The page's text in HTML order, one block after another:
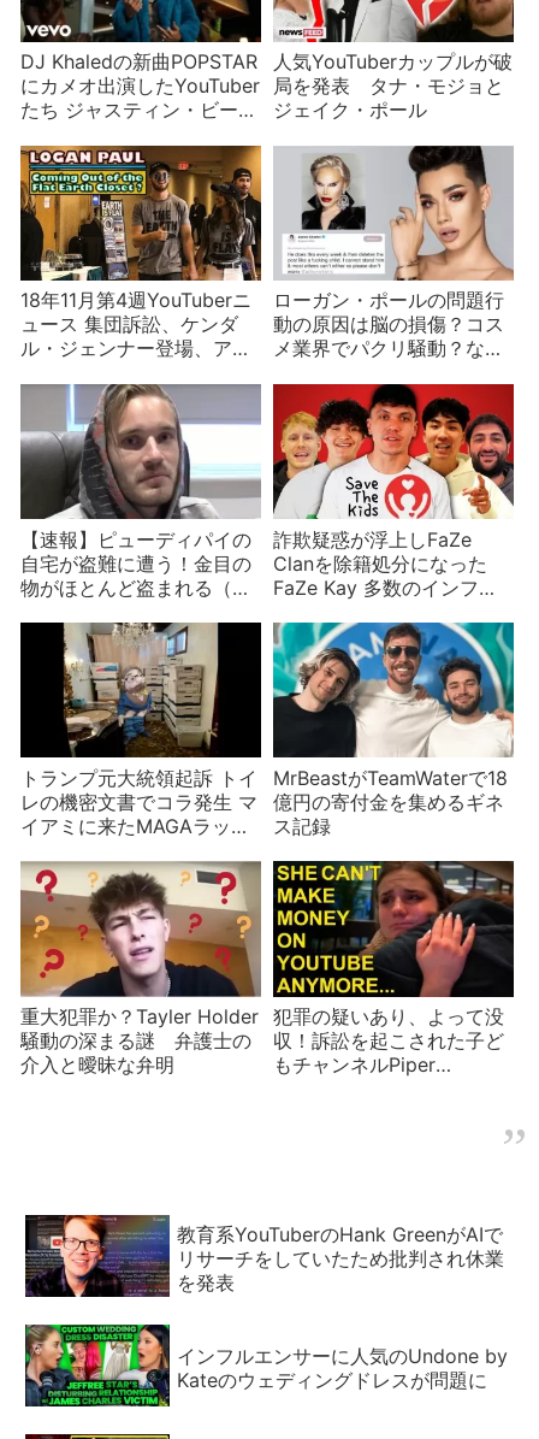
DJ Khaledの新曲POPSTAR
にカメオ出演したYouTuber
たち ジャスティン・ビーバ
人気YouTuberカップルが破
局を発表 タナ・モジョと
ジェイク・ポール
18年11月第4週YouTuberニ
ュース 集団訴訟、ケンダ
ル・ジェンナー登場、アカ
ローガン・ポールの問題行
動の原因は脳の損傷？コス
メ業界でパクリ騒動？など
【速報】ピューディパイの
自宅が盗難に遭う！金目の
物がほとんど盗まれる（訂
詐欺疑惑が浮上しFaZe
Clanを除籍処分になった
FaZe Kay 多数のインフル
も
トランプ元大統領起訴 トイ
レの機密文書でコラ発生 マ
イアミに来たMAGAラッパ
MrBeastがTeamWaterで18
億円の寄付金を集めるギネ
ス記録
重大犯罪か？Tayler Holder
騒動の深まる謎 弁護士の
介入と曖昧な弁明
犯罪の疑いあり、よって没
収！訴訟を起こされた子ど
もチャンネルPiper
教育系YouTuberのHank GreenがAIで
リサーチをしていたため批判され休業
を発表
インフルエンサーに人気のUndone by
Kateのウェディングドレスが問題に